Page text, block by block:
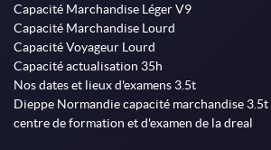
Capacité Marchandise Léger V9
Capacité Marchandise Lourd
Capacité Voyageur Lourd
Capacité actualisation 35h
Nos dates et lieux d'examens 3.5t
Dieppe Normandie capacité marchandise
centre de formation et d'examen de la dreal